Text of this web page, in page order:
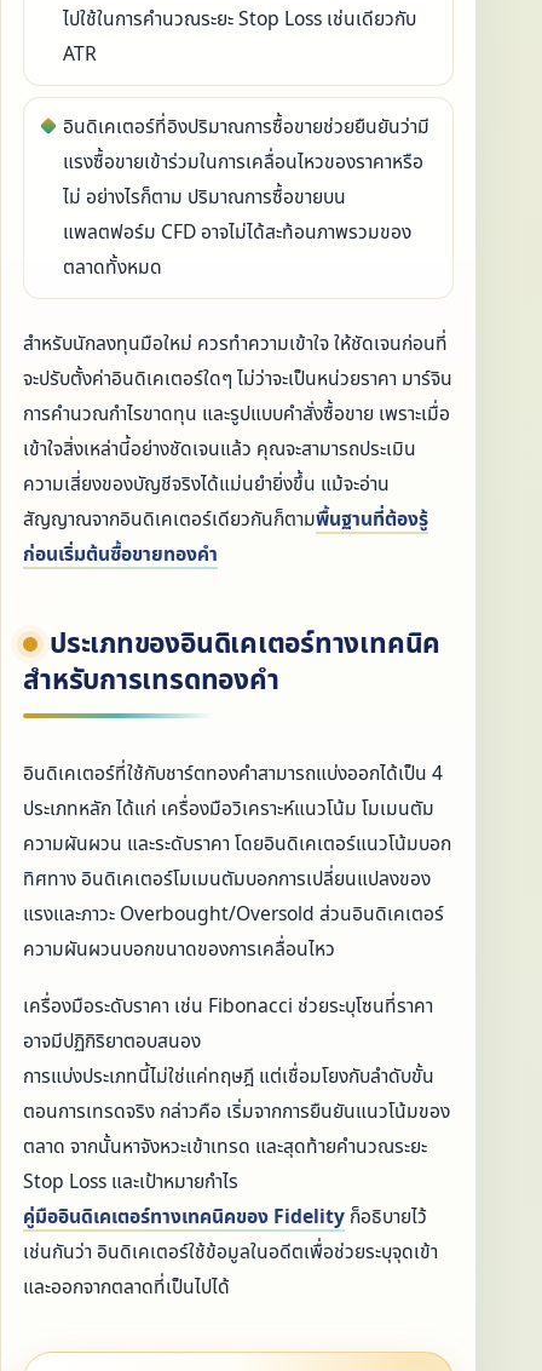
ไปใช้ในการคำนวณระยะ Stop Loss เช่นเดียวกับ
ATR
อินดิเคเตอร์ที่อิงปริมาณการซื้อขายช่วยยืนยันว่ามี
แรงซื้อขายเข้าร่วมในการเคลื่อนไหวของราคาหรือ
ไม่ อย่างไรก็ตาม ปริมาณการซื้อขายบน
แพลตฟอร์ม CFD อาจไม่ได้สะท้อนภาพรวมของ
ตลาดทั้งหมด
สำหรับนักลงทุนมือใหม่ ควรทำความเข้าใจ ให้ชัดเจนก่อนที่
จะปรับตั้งค่าอินดิเคเตอร์ใดๆ ไม่ว่าจะเป็นหน่วยราคา มาร์จิน
การคำนวณกำไรขาดทุน และรูปแบบคำสั่งซื้อขาย เพราะเมื่อ
เข้าใจสิ่งเหล่านี้อย่างชัดเจนแล้ว คุณจะสามารถประเมิน
ความเสี่ยงของบัญชีจริงได้แม่นยำยิ่งขึ้น แม้จะอ่าน
สัญญาณจากอินดิเคเตอร์เดียวกันก็ตามพื้นฐานที่ต้องรู้
ก่อนเริ่มต้นซื้อขายทองคำ
ประเภทของอินดิเคเตอร์ทางเทคนิค
สำหรับการเทรดทองคำ
อินดิเคเตอร์ที่ใช้กับชาร์ตทองคำสามารถแบ่งออกได้เป็น 4
ประเภทหลัก ได้แก่ เครื่องมือวิเคราะห์แนวโน้ม โมเมนตัม
ความผันผวน และระดับราคา โดยอินดิเคเตอร์แนวโน้มบอก
ทิศทาง อินดิเคเตอร์โมเมนตัมบอกการเปลี่ยนแปลงของ
แรงและภาวะ Overbought/Oversold ส่วนอินดิเคเตอร์
ความผันผวนบอกขนาดของการเคลื่อนไหว
เครื่องมือระดับราคา เช่น Fibonacci ช่วยระบุโซนที่ราคา
อาจมีปฏิกิริยาตอบสนอง
การแบ่งประเภทนี้ไม่ใช่แค่ทฤษฎี แต่เชื่อมโยงกับลำดับขั้น
ตอนการเทรดจริง กล่าวคือ เริ่มจากการยืนยันแนวโน้มของ
ตลาด จากนั้นหาจังหวะเข้าเทรด และสุดท้ายคำนวณระยะ
Stop Loss และเป้าหมายกำไร
คู่มืออินดิเคเตอร์ทางเทคนิคของ Fidelity ก็อธิบายไว้
เช่นกันว่า อินดิเคเตอร์ใช้ข้อมูลในอดีตเพื่อช่วยระบุจุดเข้า
และออกจากตลาดที่เป็นไปได้